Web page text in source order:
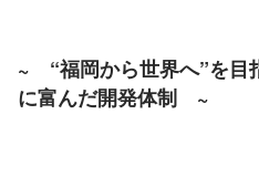
~ “福岡から世界へ”を
に富んだ開発体制 ~